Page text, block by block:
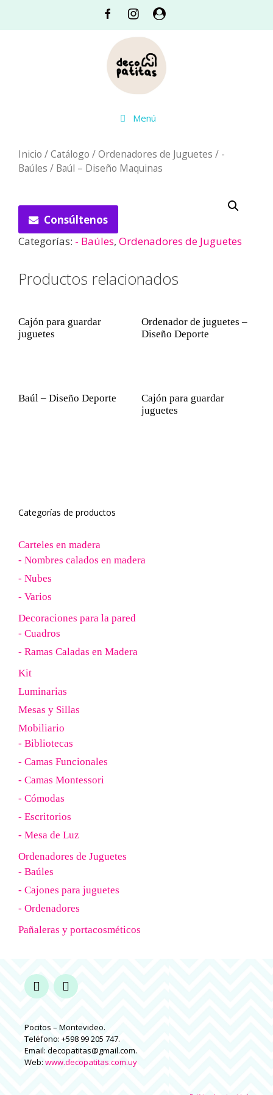
FacebookInstagramAcceso
Menú
Inicio /Catálogo /Ordenadores de Juguetes / -
Baúles / Baúl – Diseño Maquinas
Consúltenos
Categorías: - Baúles, Ordenadores de Juguetes
Productos relacionados
Cajón para guardar
juguetes
Ordenador de juguetes –
Diseño Deporte
Baúl – Diseño Deporte
Cajón para guardar
juguetes
Categorías de productos
Carteles en madera
- Nombres calados en madera
- Nubes
- Varios
Decoraciones para la pared
- Cuadros
- Ramas Caladas en Madera
Kit
Luminarias
Mesas y Sillas
Mobiliario
- Bibliotecas
- Camas Funcionales
- Camas Montessori
- Cómodas
- Escritorios
- Mesa de Luz
Ordenadores de Juguetes
- Baúles
- Cajones para juguetes
- Ordenadores
Pañaleras y portacosméticos
Pocitos – Montevideo.
Teléfono: +598 99 205 747.
Email: decopatitas@gmail.com.
Web: www.decopatitas.com.uy